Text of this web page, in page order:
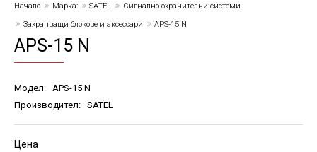
Начало Марка: SATEL
Сигнално-охранителни системи
Захранващи блокове и аксесоари
APS-15 N
APS-15 N
Модел: APS-15 N
Производител: SATEL
Цена